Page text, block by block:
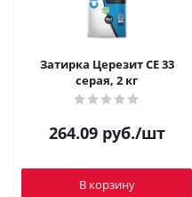
Затирка Церезит CE 33
серая, 2 кг
264.09руб./шт
В корзину